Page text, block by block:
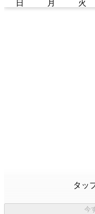
日 月 火
タッ
今